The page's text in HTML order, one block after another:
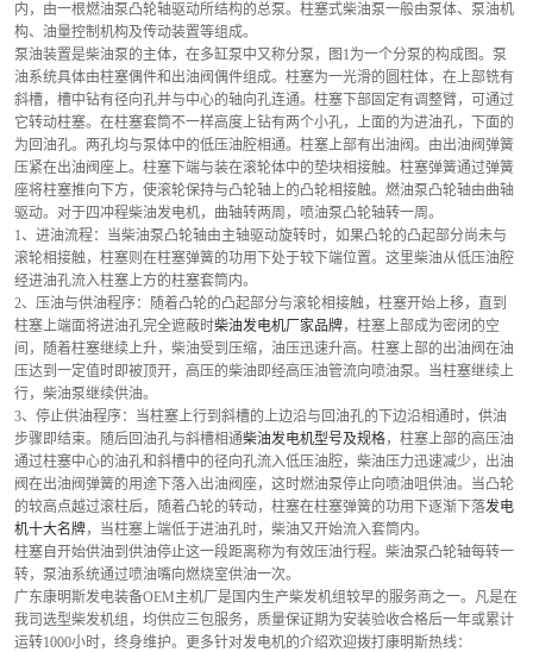
内，由一根燃油泵凸轮轴驱动所结构的总泵。柱塞式柴油泵一般由泵体、泵油机
构、油量控制机构及传动装置等组成。
泵油装置是柴油泵的主体，在多缸泵中又称分泵，图1为一个分泵的构成图。泵
油系统具体由柱塞偶件和出油阀偶件组成。柱塞为一光滑的圆柱体，在上部铣有
斜槽，槽中钻有径向孔并与中心的轴向孔连通。柱塞下部固定有调整臂，可通过
它转动柱塞。在柱塞套筒不一样高度上钻有两个小孔，上面的为进油孔，下面的
为回油孔。两孔均与泵体中的低压油腔相通。柱塞上部有出油阀。由出油阀弹簧
压紧在出油阀座上。柱塞下端与装在滚轮体中的垫块相接触。柱塞弹簧通过弹簧
座将柱塞推向下方，使滚轮保持与凸轮轴上的凸轮相接触。燃油泵凸轮轴由曲轴
驱动。对于四冲程柴油发电机，曲轴转两周，喷油泵凸轮轴转一周。
1、进油流程：当柴油泵凸轮轴由主轴驱动旋转时，如果凸轮的凸起部分尚未与
滚轮相接触，柱塞则在柱塞弹簧的功用下处于较下端位置。这里柴油从低压油腔
经进油孔流入柱塞上方的柱塞套筒内。
2、压油与供油程序：随着凸轮的凸起部分与滚轮相接触，柱塞开始上移，直到
柱塞上端面将进油孔完全遮蔽时柴油发电机厂家品牌，柱塞上部成为密闭的空
间，随着柱塞继续上升，柴油受到压缩，油压迅速升高。柱塞上部的出油阀在油
压达到一定值时即被顶开，高压的柴油即经高压油管流向喷油泵。当柱塞继续上
行，柴油泵继续供油。
3、停止供油程序：当柱塞上行到斜槽的上边沿与回油孔的下边沿相通时，供油
步骤即结束。随后回油孔与斜槽相通柴油发电机型号及规格，柱塞上部的高压油
通过柱塞中心的油孔和斜槽中的径向孔流入低压油腔，柴油压力迅速减少，出油
阀在出油阀弹簧的用途下落入出油阀座，这时燃油泵停止向喷油咀供油。当凸轮
的较高点越过滚柱后，随着凸轮的转动，柱塞在柱塞弹簧的功用下逐渐下落发电
机十大名牌，当柱塞上端低于进油孔时，柴油又开始流入套筒内。
柱塞自开始供油到供油停止这一段距离称为有效压油行程。柴油泵凸轮轴每转一
转，泵油系统通过喷油嘴向燃烧室供油一次。
广东康明斯发电装备OEM主机厂是国内生产柴发机组较早的服务商之一。凡是在
我司选型柴发机组，均供应三包服务，质量保证期为安装验收合格后一年或累计
运转1000小时，终身维护。更多针对发电机的介绍欢迎拨打康明斯热线：